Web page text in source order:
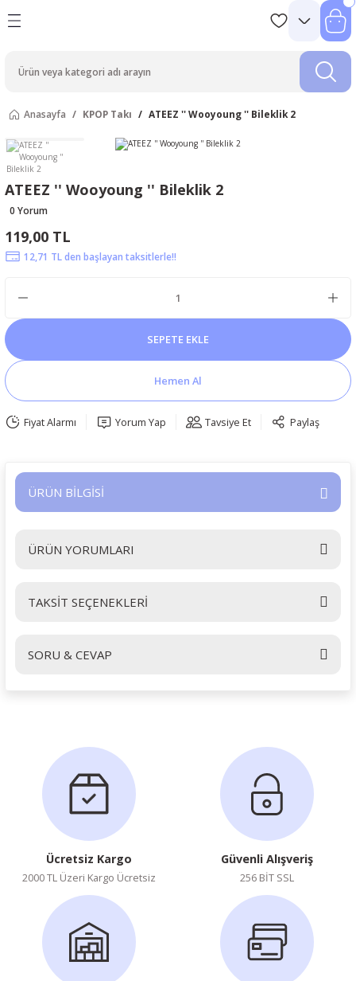
Anasayfa KPOP Takı ATEEZ '' Wooyoung '' Bileklik 2
ATEEZ '' Wooyoung '' Bileklik 2
0 Yorum
119,00 TL
12,71 TL den başlayan taksitlerle!!
SEPETE EKLE
Hemen Al
Fiyat Alarmı Yorum Yap Tavsiye Et Paylaş
ÜRÜN BİLGİSİ
ÜRÜN YORUMLARI
Bu ürüne ilk yorumu siz yapın!
TAKSİT SEÇENEKLERİ
SORU & CEVAP
Ücretsiz Kargo
2000 TL Üzeri Kargo Ücretsiz
Güvenli Alışveriş
256 BİT SSL